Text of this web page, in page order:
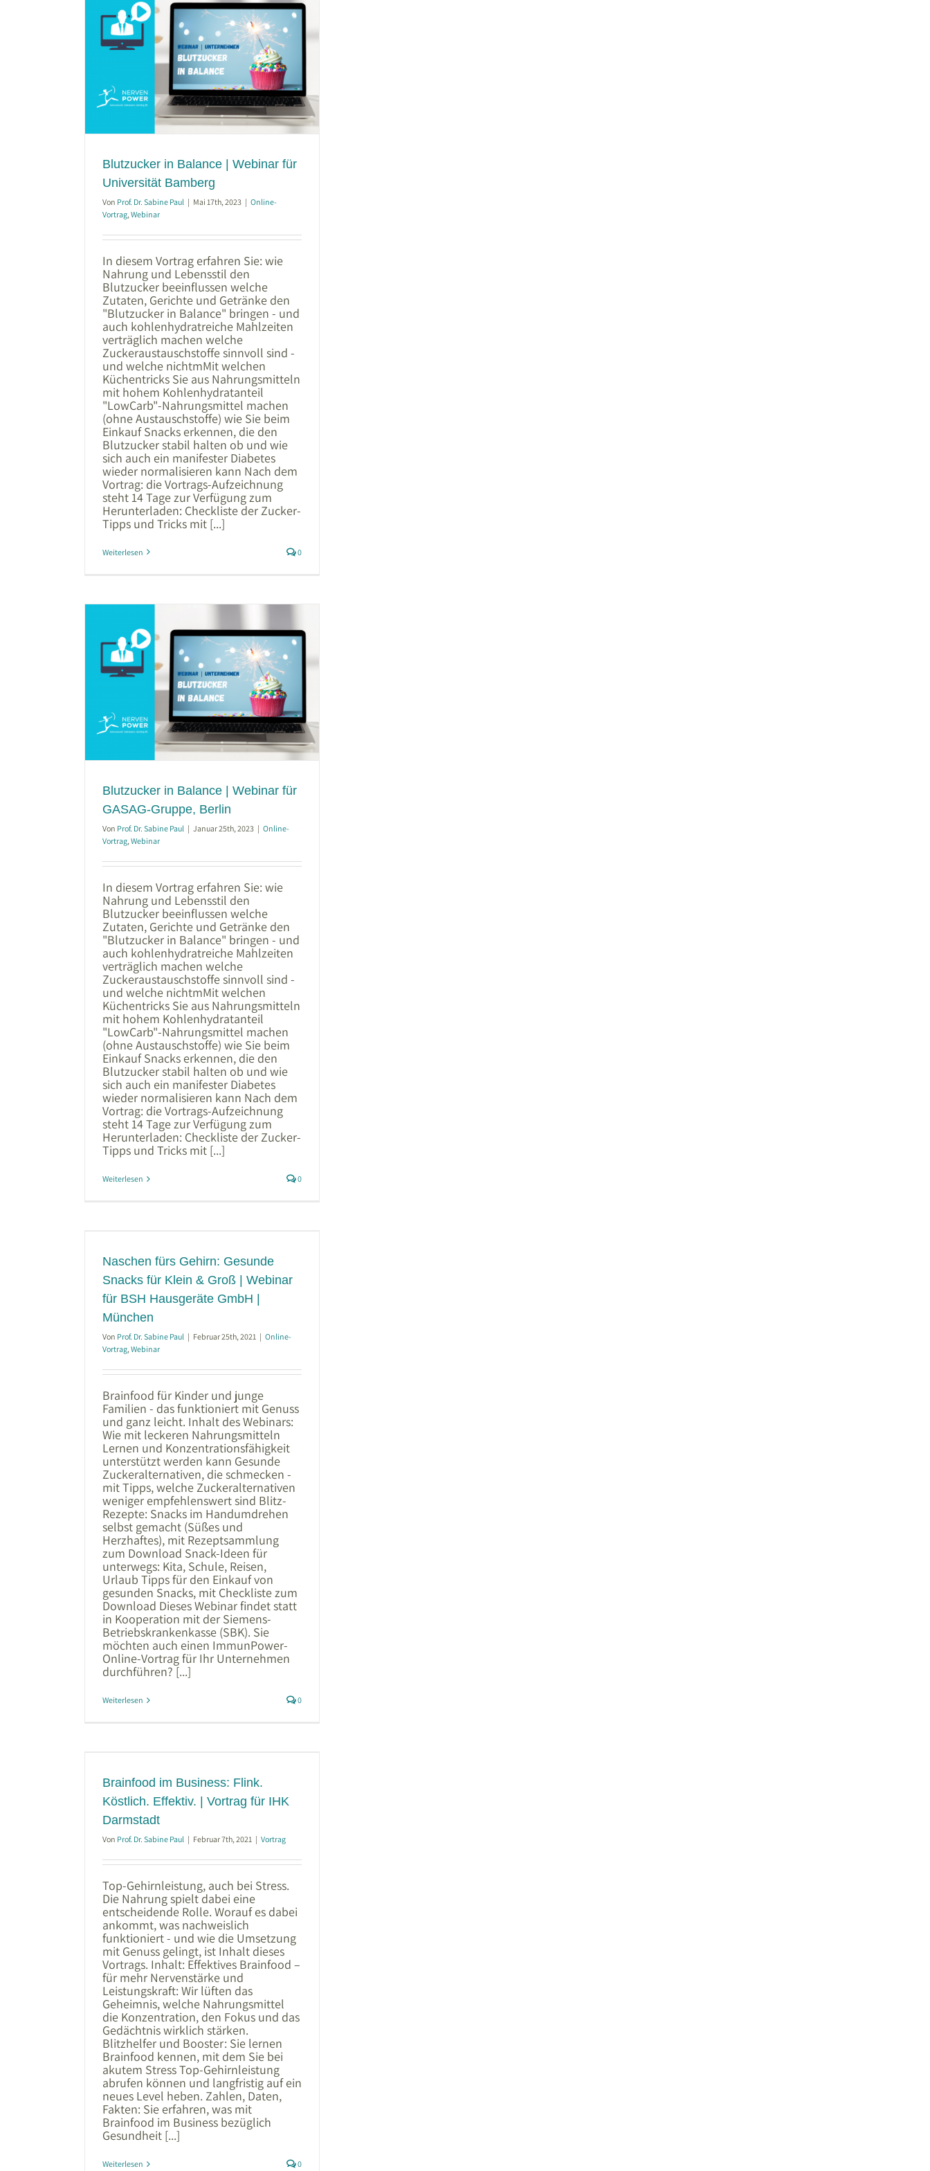
Blutzucker in Balance | Webinar für
Universität Bamberg
Von Prof. Dr. Sabine Paul | Mai 17th, 2023 | Online-
Vortrag, Webinar
In diesem Vortrag erfahren Sie: wie
Nahrung und Lebensstil den
Blutzucker beeinflussen welche
Zutaten, Gerichte und Getränke den
"Blutzucker in Balance" bringen - und
auch kohlenhydratreiche Mahlzeiten
verträglich machen welche
Zuckeraustauschstoffe sinnvoll sind -
und welche nichtmMit welchen
Küchentricks Sie aus Nahrungsmitteln
mit hohem Kohlenhydratanteil
"LowCarb"-Nahrungsmittel machen
(ohne Austauschstoffe) wie Sie beim
Einkauf Snacks erkennen, die den
Blutzucker stabil halten ob und wie
sich auch ein manifester Diabetes
wieder normalisieren kann Nach dem
Vortrag: die Vortrags-Aufzeichnung
steht 14 Tage zur Verfügung zum
Herunterladen: Checkliste der Zucker-
Tipps und Tricks mit [...]
Weiterlesen 0
Blutzucker in Balance | Webinar für
GASAG-Gruppe, Berlin
Von Prof. Dr. Sabine Paul | Januar 25th, 2023 | Online-
Vortrag,Webinar
In diesem Vortrag erfahren Sie: wie
Nahrung und Lebensstil den
Blutzucker beeinflussen welche
Zutaten, Gerichte und Getränke den
"Blutzucker in Balance" bringen - und
auch kohlenhydratreiche Mahlzeiten
verträglich machen welche
Zuckeraustauschstoffe sinnvoll sind -
und welche nichtmMit welchen
Küchentricks Sie aus Nahrungsmitteln
mit hohem Kohlenhydratanteil
"LowCarb"-Nahrungsmittel machen
(ohne Austauschstoffe) wie Sie beim
Einkauf Snacks erkennen, die den
Blutzucker stabil halten ob und wie
sich auch ein manifester Diabetes
wieder normalisieren kann Nach dem
Vortrag: die Vortrags-Aufzeichnung
steht 14 Tage zur Verfügung zum
Herunterladen: Checkliste der Zucker-
Tipps und Tricks mit [...]
Weiterlesen 0
Naschen fürs Gehirn: Gesunde
Snacks für Klein & Groß | Webinar
für BSH Hausgeräte GmbH |
München
Von Prof. Dr. Sabine Paul | Februar 25th, 2021 | Online-
Vortrag,Webinar
Brainfood für Kinder und junge
Familien - das funktioniert mit Genuss
und ganz leicht. Inhalt des Webinars:
Wie mit leckeren Nahrungsmitteln
Lernen und Konzentrationsfähigkeit
unterstützt werden kann Gesunde
Zuckeralternativen, die schmecken -
mit Tipps, welche Zuckeralternativen
weniger empfehlenswert sind Blitz-
Rezepte: Snacks im Handumdrehen
selbst gemacht (Süßes und
Herzhaftes), mit Rezeptsammlung
zum Download Snack-Ideen für
unterwegs: Kita, Schule, Reisen,
Urlaub Tipps für den Einkauf von
gesunden Snacks, mit Checkliste zum
Download Dieses Webinar findet statt
in Kooperation mit der Siemens-
Betriebskrankenkasse (SBK). Sie
möchten auch einen ImmunPower-
Online-Vortrag für Ihr Unternehmen
durchführen? [...]
Weiterlesen 0
Brainfood im Business: Flink.
Köstlich. Effektiv. | Vortrag für IHK
Darmstadt
Von Prof. Dr. Sabine Paul | Februar 7th, 2021 | Vortrag
Top-Gehirnleistung, auch bei Stress.
Die Nahrung spielt dabei eine
entscheidende Rolle. Worauf es dabei
ankommt, was nachweislich
funktioniert - und wie die Umsetzung
mit Genuss gelingt, ist Inhalt dieses
Vortrags. Inhalt: Effektives Brainfood –
für mehr Nervenstärke und
Leistungskraft: Wir lüften das
Geheimnis, welche Nahrungsmittel
die Konzentration, den Fokus und das
Gedächtnis wirklich stärken.
Blitzhelfer und Booster: Sie lernen
Brainfood kennen, mit dem Sie bei
akutem Stress Top-Gehirnleistung
abrufen können und langfristig auf ein
neues Level heben. Zahlen, Daten,
Fakten: Sie erfahren, was mit
Brainfood im Business bezüglich
Gesundheit [...]
Weiterlesen 0